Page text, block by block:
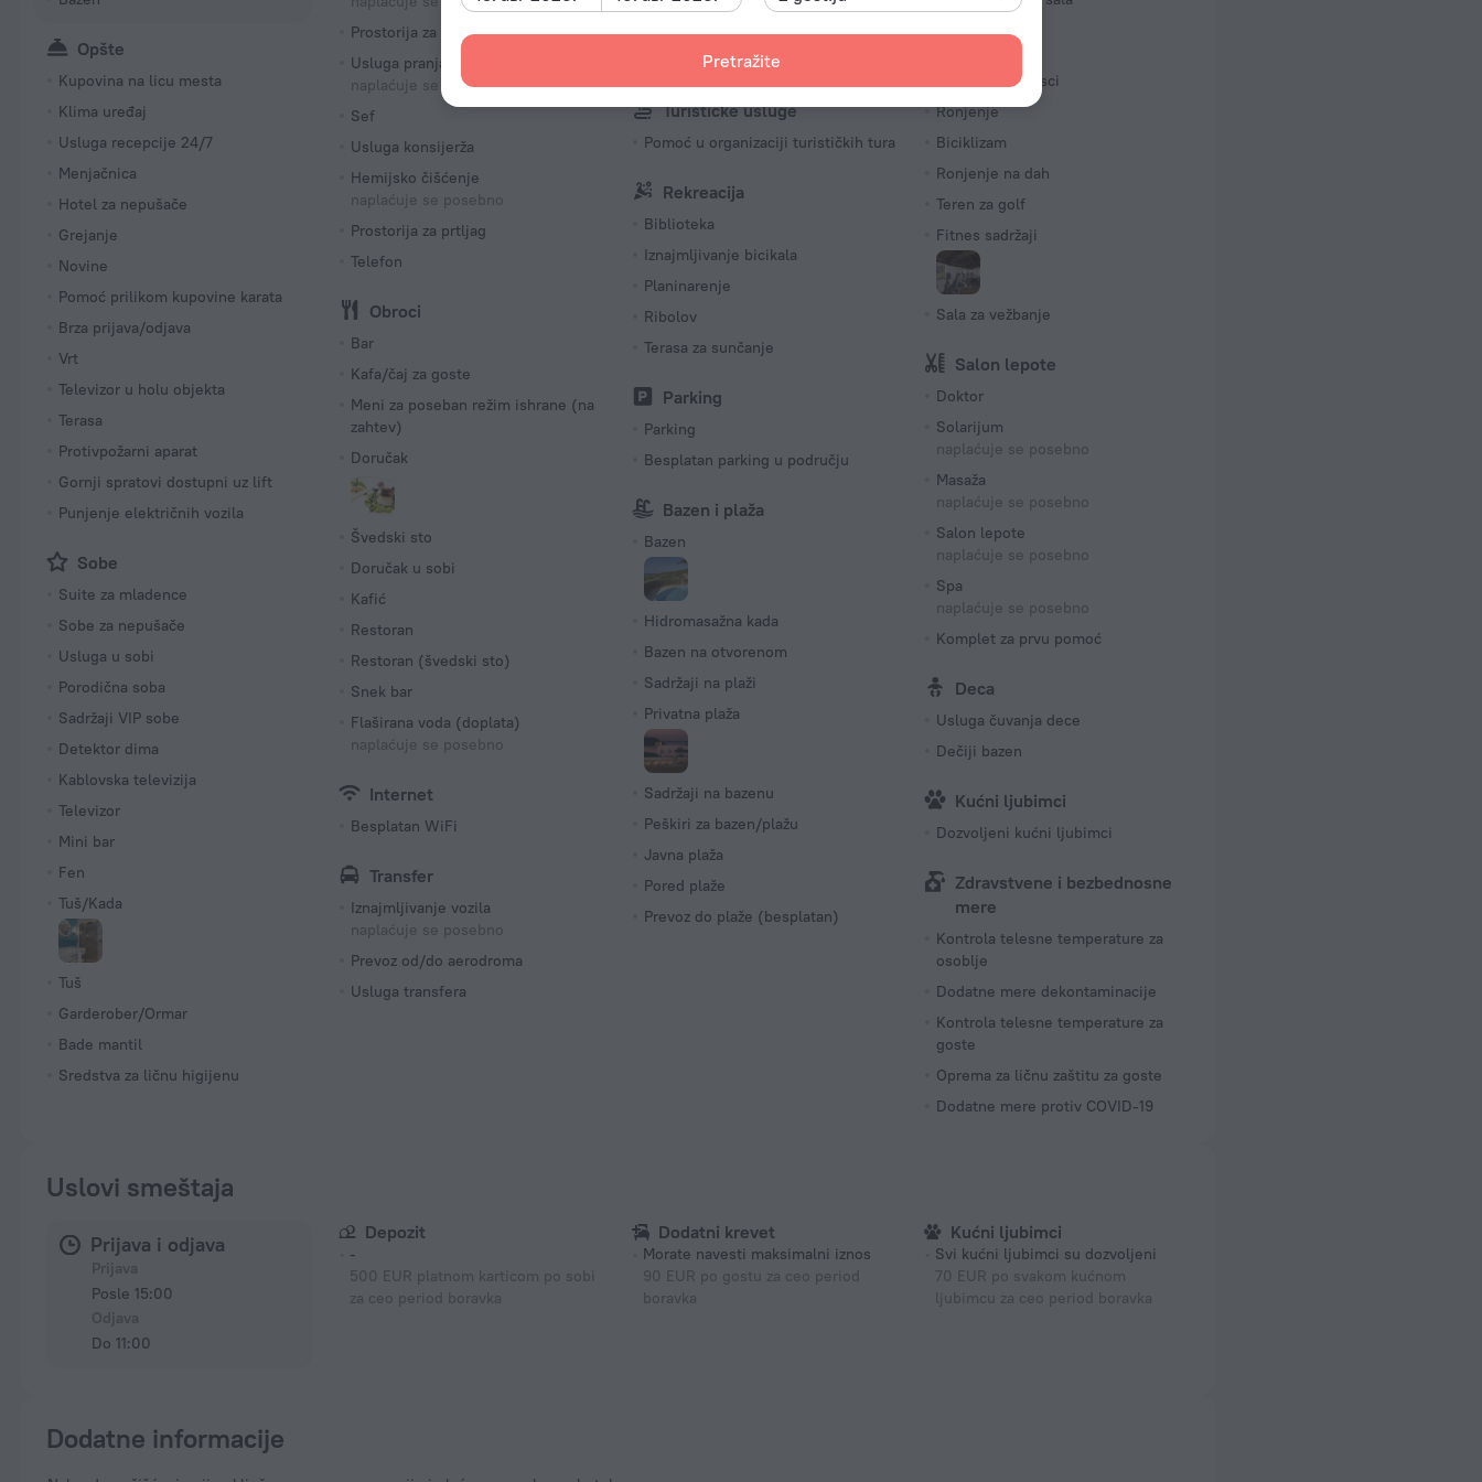
Pretražite
Opšte
Kupovina na licu mesta
Klima uređaj
Usluga recepcije 24/7
Menjačnica
Hotel za nepušače
Grejanje
Novine
Pomoć prilikom kupovine karata
Brza prijava/odjava
Vrt
Televizor u holu objekta
Terasa
Protivpožarni aparat
Gornji spratovi dostupni uz lift
Punjenje električnih vozila
Sobe
Suite za mladence
Sobe za nepušače
Usluga u sobi
Porodična soba
Sadržaji VIP sobe
Detektor dima
Kablovska televizija
Televizor
Mini bar
Fen
Tuš/Kada
Tuš
Garderober/Ormar
Bade mantil
Sredstva za ličnu higijenu
Prostorija za prtljag
Usluga pranja veša
naplaćuje se posebno
Sef
Usluga konsijerža
Hemijsko čišćenje
naplaćuje se posebno
Prostorija za prtljag
Telefon
Obroci
Bar
Kafa/čaj za goste
Meni za poseban režim ishrane (na
zahtev)
Doručak
Švedski sto
Doručak u sobi
Kafić
Restoran
Restoran (švedski sto)
Snek bar
Flaširana voda (doplata)
naplaćuje se posebno
Internet
Besplatan WiFi
Transfer
Iznajmljivanje vozila
naplaćuje se posebno
Prevoz od/do aerodroma
Usluga transfera
francuski
Višejezično osoblje
Turističke usluge
Pomoć u organizaciji turističkih tura
Rekreacija
Biblioteka
Iznajmljivanje bicikala
Planinarenje
Ribolov
Terasa za sunčanje
Parking
Parking
Besplatan parking u području
Bazen i plaža
Bazen
Hidromasažna kada
Bazen na otvorenom
Sadržaji na plaži
Privatna plaža
Sadržaji na bazenu
Peškiri za bazen/plažu
Javna plaža
Pored plaže
Prevoz do plaže (besplatan)
Sportovi
Jedrenje na dasci
Ronjenje
Biciklizam
Ronjenje na dah
Teren za golf
Fitnes sadržaji
Sala za vežbanje
Salon lepote
Doktor
Solarijum
naplaćuje se posebno
Masaža
naplaćuje se posebno
Salon lepote
naplaćuje se posebno
Spa
naplaćuje se posebno
Komplet za prvu pomoć
Deca
Usluga čuvanja dece
Dečiji bazen
Kućni ljubimci
Dozvoljeni kućni ljubimci
Zdravstvene i bezbednosne
mere
Kontrola telesne temperature za
osoblje
Dodatne mere dekontaminacije
Kontrola telesne temperature za
goste
Oprema za ličnu zaštitu za goste
Dodatne mere protiv COVID-19
Uslovi smeštaja
Prijava i odjava
Posle 15:00
Do 11:00
Depozit
-
500 EUR platnom karticom po sobi
za ceo period boravka
Dodatni krevet
Morate navesti maksimalni iznos
90 EUR po gostu za ceo period
boravka
Kućni ljubimci
Svi kućni ljubimci su dozvoljeni
70 EUR po svakom kućnom
ljubimcu za ceo period boravka
Dodatne informacije